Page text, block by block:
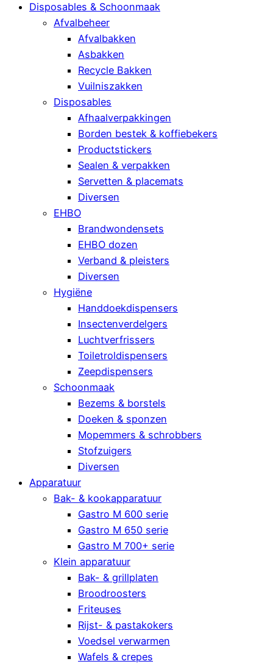
Disposables & Schoonmaak
Afvalbeheer
Afvalbakken
Asbakken
Recycle Bakken
Vuilniszakken
Disposables
Afhaalverpakkingen
Borden bestek & koffiebekers
Productstickers
Sealen & verpakken
Servetten & placemats
Diversen
EHBO
Brandwondensets
EHBO dozen
Verband & pleisters
Diversen
Hygiëne
Handdoekdispensers
Insectenverdelgers
Luchtverfrissers
Toiletroldispensers
Zeepdispensers
Schoonmaak
Bezems & borstels
Doeken & sponzen
Mopemmers & schrobbers
Stofzuigers
Diversen
Apparatuur
Bak- & kookapparatuur
Gastro M 600 serie
Gastro M 650 serie
Gastro M 700+ serie
Klein apparatuur
Bak- & grillplaten
Broodroosters
Friteuses
Rijst- & pastakokers
Voedsel verwarmen
Wafels & crepes